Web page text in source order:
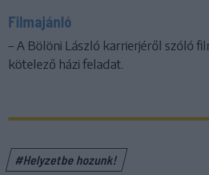
Filmajánló
– A Bölöni László karrierjéről szóló
kötelező házi feladat.
#Helyzetbe hozunk!